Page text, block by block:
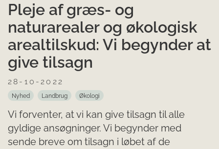
Pleje af græs- og
naturarealer og økologisk
arealtilskud: Vi begynder at
give tilsagn
28-10-2022
Nyhed Landbrug Økologi
Vi forventer, at vi kan give tilsagn til alle
gyldige ansøgninger. Vi begynder med
sende breve om tilsagn i løbet af de